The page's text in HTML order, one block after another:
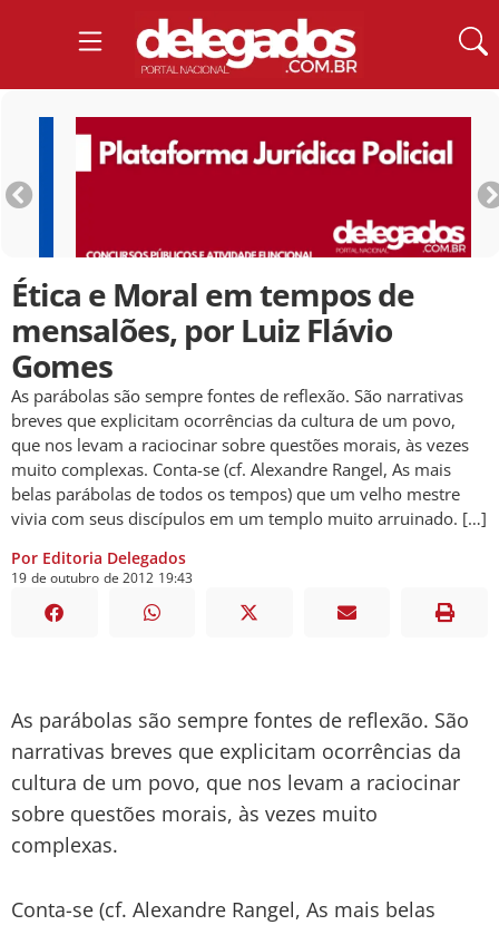
Ética e Moral em tempos de
mensalões, por Luiz Flávio
Gomes
As parábolas são sempre fontes de reflexão. São narrativas
breves que explicitam ocorrências da cultura de um povo,
que nos levam a raciocinar sobre questões morais, às vezes
muito complexas. Conta-se (cf. Alexandre Rangel, As mais
belas parábolas de todos os tempos) que um velho mestre
vivia com seus discípulos em um templo muito arruinado. […]
Por Editoria Delegados
19 de outubro de 2012 19:43
As parábolas são sempre fontes de reflexão. São
narrativas breves que explicitam ocorrências da
cultura de um povo, que nos levam a raciocinar
sobre questões morais, às vezes muito
complexas.
Conta-se (cf. Alexandre Rangel, As mais belas